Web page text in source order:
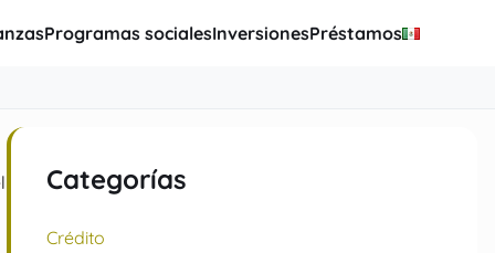
Programas socialesInversionesPréstamos
Categorías
Crédito